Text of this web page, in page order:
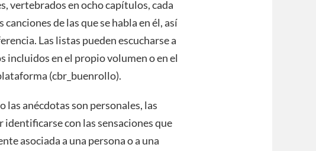
vertebrados en ocho capítulos, cada
de las que se habla en él, así
Las listas pueden escucharse a
incluidos en el propio volumen o en el
(cbr_buenrollo).
las anécdotas son personales, las
con las sensaciones que
asociada a una persona o a una